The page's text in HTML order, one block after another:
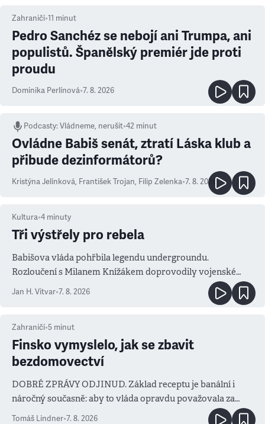
Zahraničí•11 minut
Pedro Sanchéz se nebojí ani Trumpa, ani
populistů. Španělský premiér jde proti
proudu
Dominika Perlínová•7. 8. 2026
Podcasty:Vládneme, nerušit•42 minut
Ovládne Babiš senát, ztratí Láska klub a
přibude dezinformátorů?
Kristýna Jelínková, František Trojan, Filip Zelenka•7. 8. 2026
Kultura•4 minuty
Tři výstřely pro rebela
Babišova vláda pohřbila legendu undergroundu.
Rozloučení s Milanem Knížákem doprovodily vojenské
salvy i kritika pokrokářů
Jan H. Vitvar•7. 8. 2026
Zahraničí•5 minut
Finsko vymyslelo, jak se zbavit
bezdomovectví
DOBRÉ ZPRÁVY ODJINUD. Základ receptu je banální i
náročný současně: aby to vláda opravdu považovala za
prioritu
Tomáš Lindner•7. 8. 2026